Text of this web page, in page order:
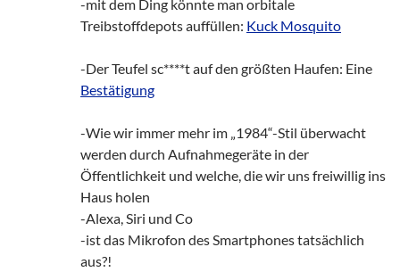
-mit dem Ding könnte man orbitale
Treibstoffdepots auffüllen: Kuck Mosquito
-Der Teufel sc****t auf den größten Haufen: Eine
Bestätigung
-Wie wir immer mehr im „1984“-Stil überwacht
werden durch Aufnahmegeräte in der
Öffentlichkeit und welche, die wir uns freiwillig ins
Haus holen
-Alexa, Siri und Co
-ist das Mikrofon des Smartphones tatsächlich
aus?!